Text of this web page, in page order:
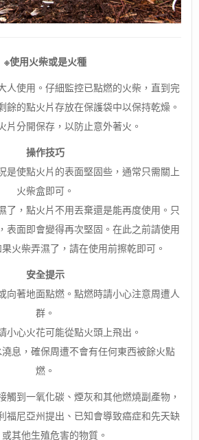
※使用火柴或是火種
人使用。仔細監控已點燃的火柴，直到完
餘的點火片存放在保護袋中以保持乾燥。
片分開保存，以防止意外著火。
操作技巧
是使點火片的表面堅固些，通常只需關上
火柴盒即可。
了，點火片不用丟棄還是能再度使用。只
表面即會變得再次堅固。在此之前請使用
火柴弄濕了，請在使用前擦乾即可。
安全提示
向著地面點燃。點燃時請小心注意周遭人
群。
小心火花可能從點火頭上飛出。
息，確保周遭不會有任何東西被餘火點
燃。
觸到一氧化碳、煙灰和其他燃燒副產物，
福尼亞州提出、已知會導致癌症和先天缺
其他生殖危害的物質。